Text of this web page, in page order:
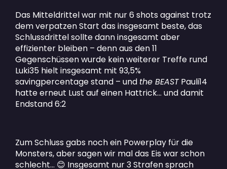
Das Mitteldrittel war mit nur 6 shots against trotz
dem verpatzen Start das insgesamt beste, das
Schlussdrittel sollte dann insgesamt aber
effizienter bleiben – denn aus den 11
Gegenschüssen wurde kein weiterer Treffe rund
Luki35 hielt insgesamt mit 93,5%
savingpercentage stand – und the BEASTPauli14
hatte erneut Lust auf einen Hattrick… und damit
Endstand 6:2
Zum Schluss gabs noch ein Powerplay für die
Monsters, aber sagen wir mal das Eis war schon
schlecht… 😊 Insgesamt nur 3 Strafen sprach